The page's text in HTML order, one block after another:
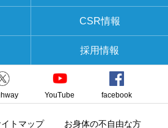
CSR情報
採用情報
YouTube facebook
トマップ お身体の不自由な方